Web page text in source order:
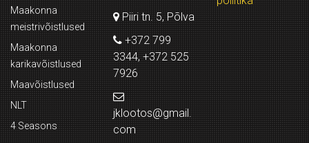
Maakonna
meistrivõistlused
Maakonna
karikavõistlused
Maavõistlused
NLT
4 Seasons
Piiri tn. 5, Põlva
+372 799
3344, +372 525
7926
jklootos@gmail.
com